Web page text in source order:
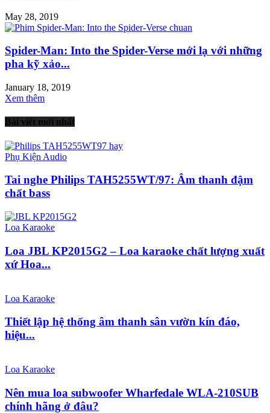
May 28, 2019
Spider-Man: Into the Spider-Verse mới lạ với những
pha kỹ xảo...
January 18, 2019
Xem thêm
Bài viết mới nhất
Phụ Kiện Audio
Tai nghe Philips TAH5255WT/97: Âm thanh đậm
chất bass
Loa Karaoke
Loa JBL KP2015G2 – Loa karaoke chất lượng xuất
xứ Hoa...
Loa Karaoke
Thiết lập hệ thống âm thanh sân vườn kín đáo,
hiệu...
Loa Karaoke
Nên mua loa subwoofer Wharfedale WLA-210SUB
chính hãng ở đâu?